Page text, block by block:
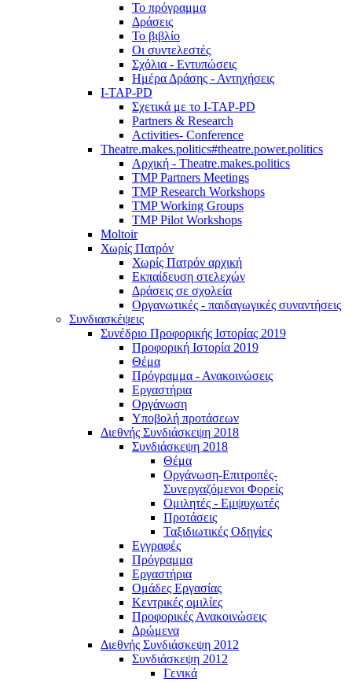
Το πρόγραμμα
Δράσεις
Το βιβλίο
Οι συντελεστές
Σχόλια - Εντυπώσεις
Ημέρα Δράσης - Αντηχήσεις
I-TAP-PD
Σχετικά με το I-TAP-PD
Partners & Research
Activities- Conference
Theatre.makes.politics#theatre.power.politics
Αρχική - Theatre.makes.politics
TMP Partners Meetings
TMP Research Workshops
TMP Working Groups
TMP Pilot Workshops
Moltoir
Χωρίς Πατρόν
Χωρίς Πατρόν αρχική
Εκπαίδευση στελεχών
Δράσεις σε σχολεία
Οργανωτικές - παιδαγωγικές συναντήσεις
Συνδιασκέψεις
Συνέδριο Προφορικής Ιστορίας 2019
Προφορική Ιστορία 2019
Θέμα
Πρόγραμμα - Ανακοινώσεις
Εργαστήρια
Οργάνωση
Υποβολή προτάσεων
Διεθνής Συνδιάσκεψη 2018
Συνδιάσκεψη 2018
Θέμα
Οργάνωση-Επιτροπές-
Συνεργαζόμενοι Φορείς
Ομιλητές - Εμψυχωτές
Προτάσεις
Ταξιδιωτικές Οδηγίες
Εγγραφές
Πρόγραμμα
Εργαστήρια
Ομάδες Εργασίας
Κεντρικές ομιλίες
Προφορικές Ανακοινώσεις
Δρώμενα
Διεθνής Συνδιάσκεψη 2012
Συνδιάσκεψη 2012
Γενικά